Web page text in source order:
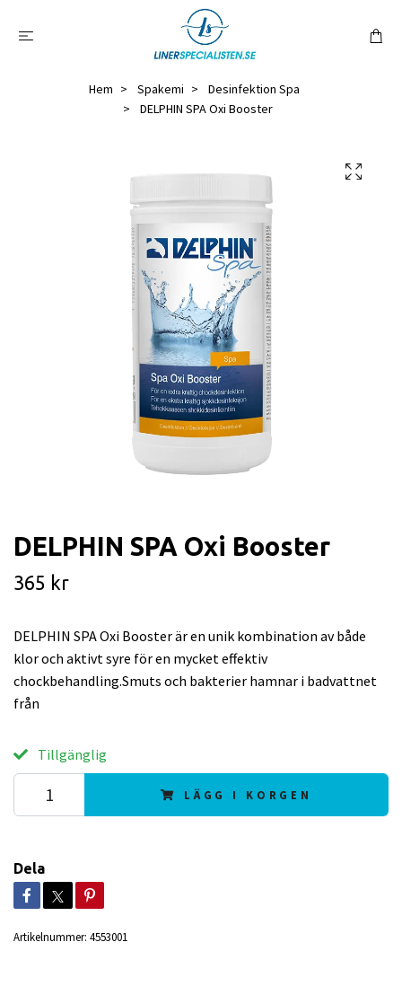
Hem Spakemi
Desinfektion Spa
DELPHIN SPA Oxi Booster
DELPHIN SPA Oxi Booster
365 kr
DELPHIN SPA Oxi Booster är en unik kombination av både
klor och aktivt syre för en mycket effektiv
chockbehandling.Smuts och bakterier hamnar i badvattnet
från
Tillgänglig
LÄGG I KORGEN
Dela
Artikelnummer: 4553001